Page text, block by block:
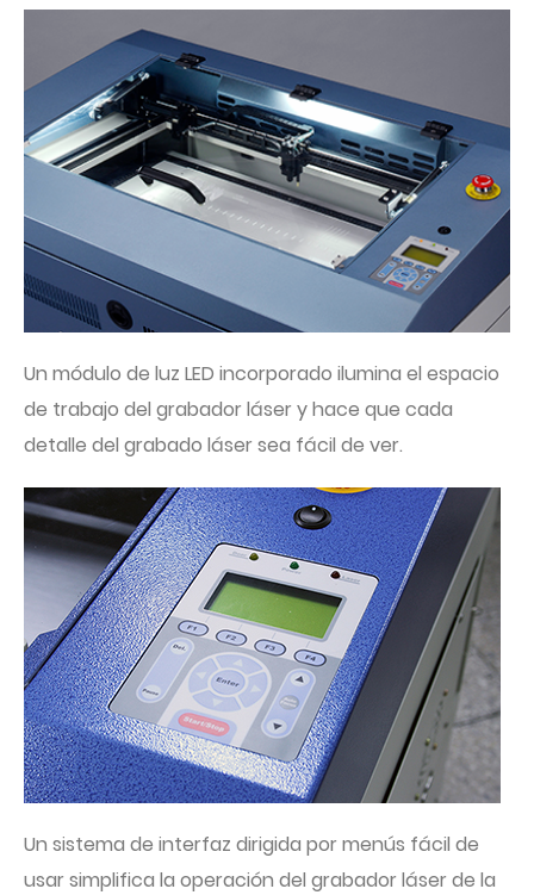
Un módulo de luz LED incorporado ilumina el espacio
de trabajo del grabador láser y hace que cada
detalle del grabado láser sea fácil de ver.
Un sistema de interfaz dirigida por menús fácil de
usar simplifica la operación del grabador láser de la